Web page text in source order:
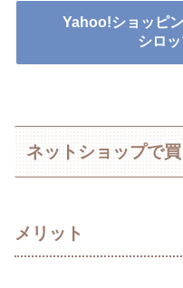
Yahoo!ショッピ
シロ
ネットショップで
メリット